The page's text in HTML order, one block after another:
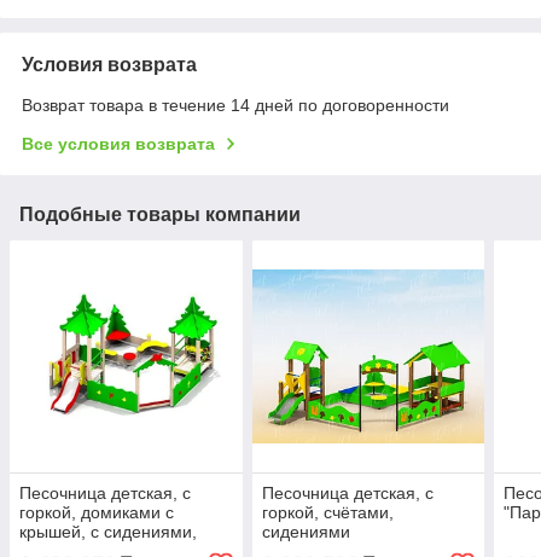
Условия возврата
Возврат товара в течение 14 дней по договоренности
Все условия возврата
Подобные товары компании
Песочница детская, с
горкой, домиками с
крышей, с сидениями,
Песочница детская, с
горкой, счётами,
сидениями